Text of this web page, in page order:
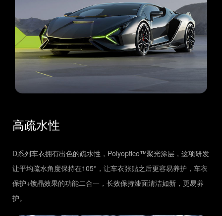
高疏水性
D系列车衣拥有出色的疏水性，Polyoptico™聚光涂层，这项研发
让平均疏水角度保持在105°，让车衣张贴之后更容易养护，车衣
保护+镀晶效果的功能二合一，长效保持漆面清洁如新，更易养
护。